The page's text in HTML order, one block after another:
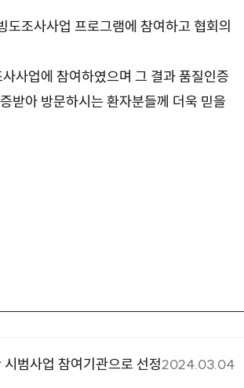
조사사업 프로그램에 참여하고 협회의
사업에 참여하였으며 그 결과 품질인증
받아 방문하시는 환자분들께 더욱 믿을
범사업 참여기관으로 선정2024.03.04